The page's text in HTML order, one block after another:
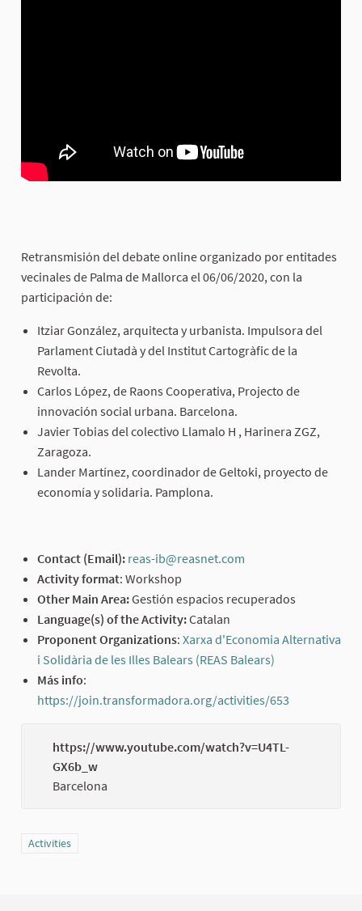
Retransmisión del debate online organizado por entitades
vecinales de Palma de Mallorca el 06/06/2020, con la
participación de:
Itziar González, arquitecta y urbanista. Impulsora del
Parlament Ciutadà y del Institut Cartogràfic de la
Revolta.
Carlos López, de Raons Cooperativa, Projecto de
innovación social urbana. Barcelona.
Javier Tobias del colectivo Llamalo H , Harinera ZGZ,
Zaragoza.
Lander Martínez, coordinador de Geltoki, proyecto de
economía y solidaria. Pamplona.
Contact (Email): reas-ib@reasnet.com
Activity format: Workshop
Other Main Area:Gestión espacios recuperados
Language(s) of the Activity:Catalan
Proponent Organizations: Xarxa d'Economia Alternativa
i Solidària de les Illes Balears (REAS Balears)
Más info:
https://join.transformadora.org/activities/653
https://www.youtube.com/watch?v=U4TL-
GX6b_w
Barcelona
Filter results for category: Activities
Activities